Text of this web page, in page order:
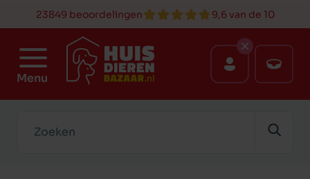
23849 beoordelingen 9,6 van de 10
Menu